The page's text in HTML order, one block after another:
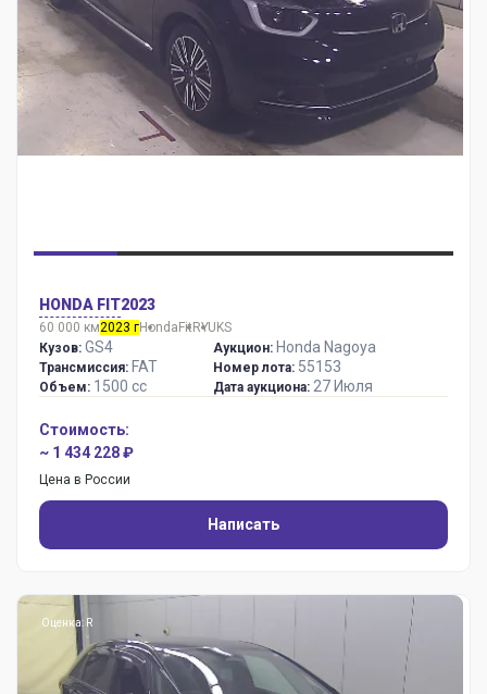
HONDA FIT2023
60 000 км2023 гHondaFitRYUKS
Кузов: GS4
Трансмиссия: FAT
Объем: 1500 сс
Аукцион: Honda Nagoya
Номер лота: 55153
Дата аукциона: 27 Июля
Стоимость:
~ 1 434 228 ₽
Цена в России
Написать
Оценка: R